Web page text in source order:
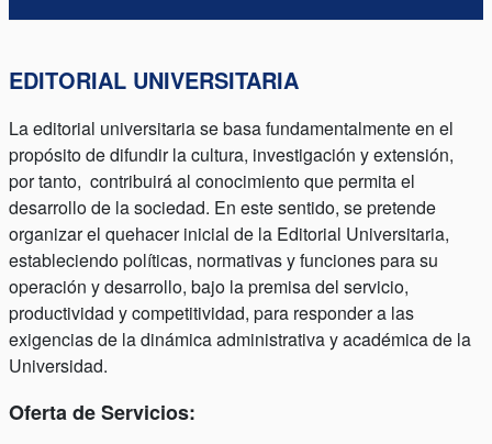
EDITORIAL UNIVERSITARIA
La editorial universitaria se basa fundamentalmente en el
propósito de difundir la cultura, investigación y extensión,
por tanto, contribuirá al conocimiento que permita el
desarrollo de la sociedad. En este sentido, se pretende
organizar el quehacer inicial de la Editorial Universitaria,
estableciendo políticas, normativas y funciones para su
operación y desarrollo, bajo la premisa del servicio,
productividad y competitividad, para responder a las
exigencias de la dinámica administrativa y académica de la
Universidad.
Oferta de Servicios: